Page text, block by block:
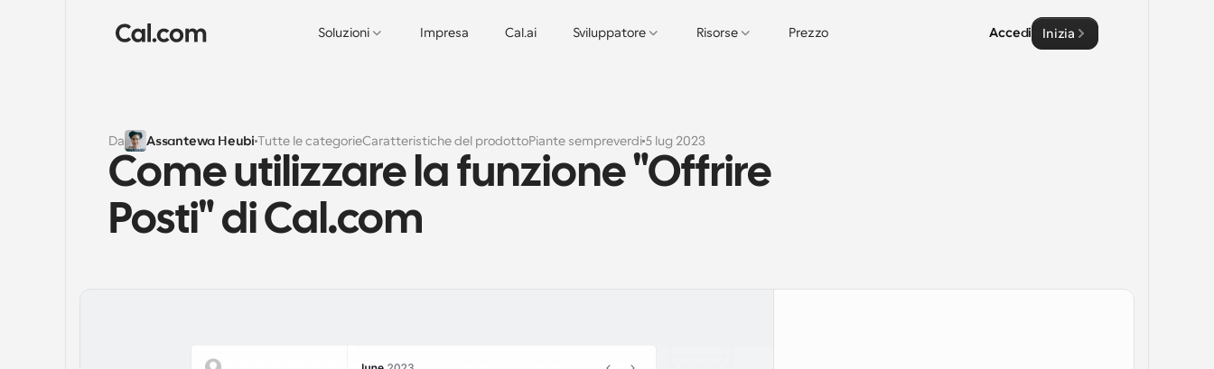
Soluzioni Impresa Cal.ai Sviluppatore Risorse Prezzo Accedi Inizia
Da Assantewa Heubi Tutte le categorieCaratteristiche del prodottoPiante sempreverdi 5 lug 2023
Come utilizzare la funzione "Offrire
Posti" di Cal.com